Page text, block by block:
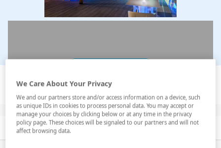
Descripción Servicios Habitaciones
We Care About Your Privacy
We and our partners store and/or access information on a device, such
as unique IDs in cookies to process personal data. You may accept or
manage your choices by clicking below or at any time in the privacy
policy page. These choices will be signaled to our partners and will not
affect browsing data.